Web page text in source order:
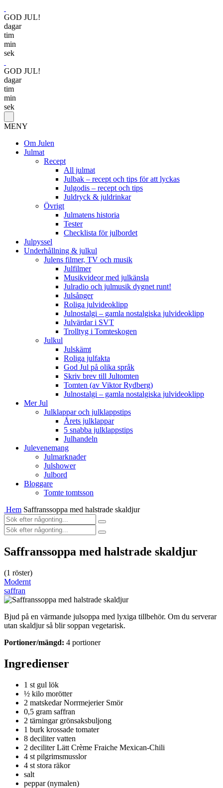
GOD JUL!
dagar
tim
min
sek
GOD JUL!
dagar
tim
min
sek
MENY
Om Julen
Julmat
Recept
All julmat
Julbak – recept och tips för att lyckas
Julgodis – recept och tips
Juldryck & juldrinkar
Övrigt
Julmatens historia
Tester
Checklista för julbordet
Julpyssel
Underhållning & julkul
Julens filmer, TV och musik
Julfilmer
Musikvideor med julkänsla
Julradio och julmusik dygnet runt!
Julsånger
Roliga julvideoklipp
Julnostalgi – gamla nostalgiska julvideoklipp
Julvärdar i SVT
Trolltyg i Tomteskogen
Julkul
Julskämt
Roliga julfakta
God Jul på olika språk
Skriv brev till Jultomten
Tomten (av Viktor Rydberg)
Julnostalgi – gamla nostalgiska julvideoklipp
Mer Jul
Julklappar och julklappstips
Årets julklappar
5 snabba julklappstips
Julhandeln
Julevenemang
Julmarknader
Julshower
Julbord
Bloggare
Tomte tomtsson
Hem Saffranssoppa med halstrade skaldjur
Saffranssoppa med halstrade skaldjur
(1 röster)
Modernt
saffran
Bjud på en värmande julsoppa med lyxiga tillbehör. Om du serverar
utan skaldjur så blir soppan vegetarisk.
Portioner/mängd: 4 portioner
Ingredienser
1 st gul lök
½ kilo morötter
2 matskedar Norrmejerier Smör
0,5 gram saffran
2 tärningar grönsaksbuljong
1 burk krossade tomater
8 deciliter vatten
2 deciliter Lätt Crème Fraiche Mexican-Chili
4 st pilgrimsmusslor
4 st stora räkor
salt
peppar (nymalen)